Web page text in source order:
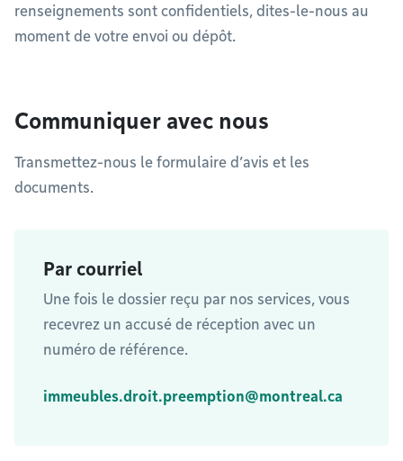
renseignements sont confidentiels, dites-le-nous au
moment de votre envoi ou dépôt.
Communiquer avec nous
Transmettez-nous le formulaire d’avis et les
documents.
Par courriel
Une fois le dossier reçu par nos services, vous
recevrez un accusé de réception avec un
numéro de référence.
immeubles.droit.preemption@montreal.ca